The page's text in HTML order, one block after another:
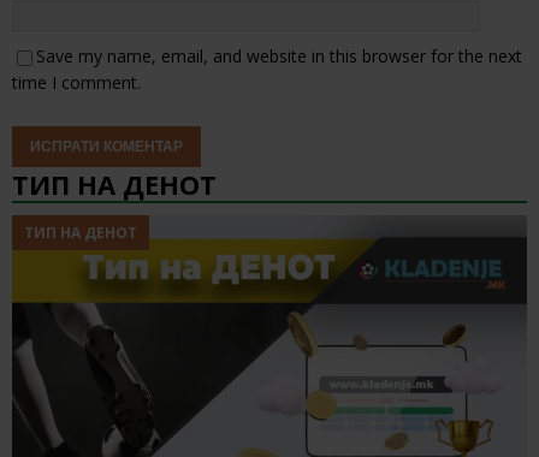
Save my name, email, and website in this browser for the next
time I comment.
ТИП НА ДЕНОТ
ТИП НА ДЕНОТ